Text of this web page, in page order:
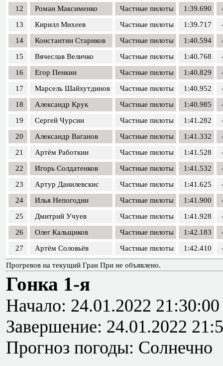
12
Роман Максименко Частные пилоты 1:39.690
13
Кирилл Михеев Частные пилоты 1:39.717
14
Константин Стариков Частные пилоты 1:40.594
15
Вячеслав Величко Частные пилоты 1:40.768
16
Егор Пенкин Частные пилоты 1:40.829
17
Марсель Шайхутдинов Частные пилоты 1:40.952
18
Александр Крук Частные пилоты 1:40.985
19
Сергей Чурсин Частные пилоты 1:41.282
20
Александр Ваганов Частные пилоты 1:41.332
21
Артём Работкин Частные пилоты 1:41.528
22
Игорь Солдатенков Частные пилоты 1:41.532
23
Артур Данилевскис Частные пилоты 1:41.625
24
Илья Непогодин Частные пилоты 1:41.900
25
Дмитрий Учуев Частные пилоты 1:41.928
26
Олег Кальщиков Частные пилоты 1:42.183
27
Артём Соловьёв Частные пилоты 1:42.410
Прогревов на текущий Гран При не объявлено.
Гонка 1-я
Начало: 24.01.2022 21:30:00
Завершение: 24.01.2022
Прогноз погоды: Солнечно